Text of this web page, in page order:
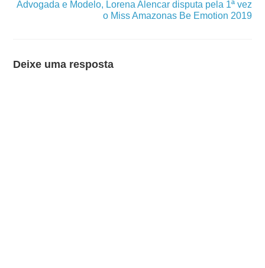
Advogada e Modelo, Lorena Alencar disputa pela 1ª vez
o Miss Amazonas Be Emotion 2019
Deixe uma resposta